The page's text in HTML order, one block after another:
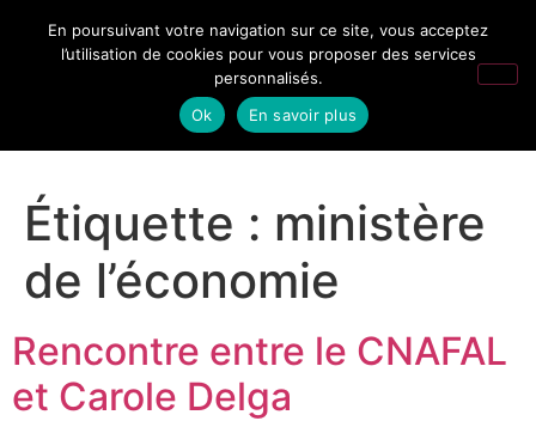
Étiquette : ministère
de l’économie
Rencontre entre le CNAFAL
et Carole Delga
En poursuivant votre navigation sur ce site, vous acceptez
l’utilisation de cookies pour vous proposer des services
personnalisés.
Ok
En savoir plus